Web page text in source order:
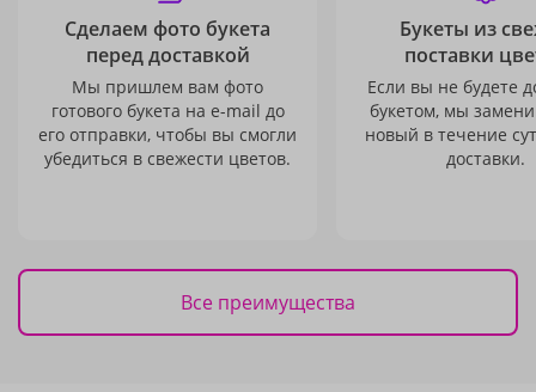
Сделаем фото букета
перед доставкой
Мы пришлем вам фото
готового букета на e-mail до
его отправки, чтобы вы смогли
убедиться в свежести цветов.
Букеты из
поставки
Если вы не будете
букетом, мы
новый в течение
доставки.
Все преимущества